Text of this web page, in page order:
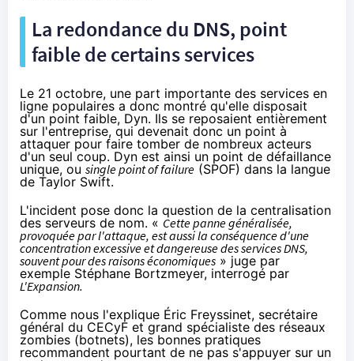
La redondance du DNS, point
faible de certains services
Le 21 octobre, une part importante des services en
ligne populaires a donc montré qu'elle disposait
d'un point faible, Dyn. Ils se reposaient entièrement
sur l'entreprise, qui devenait donc un point à
attaquer pour faire tomber de nombreux acteurs
d'un seul coup. Dyn est ainsi un point de défaillance
unique, ou single point of failure (SPOF) dans la langue
de Taylor Swift.
L'incident pose donc la question de la centralisation
des serveurs de nom. « Cette panne généralisée,
provoquée par l'attaque, est aussi la conséquence d'une
concentration excessive et dangereuse des services DNS,
souvent pour des raisons économiques » juge par
exemple Stéphane Bortzmeyer, interrogé par
L'Expansion.
Comme nous l'explique Éric Freyssinet, secrétaire
général du CECyF et grand spécialiste des réseaux
zombies (botnets), les bonnes pratiques
recommandent pourtant de ne pas s'appuyer sur un